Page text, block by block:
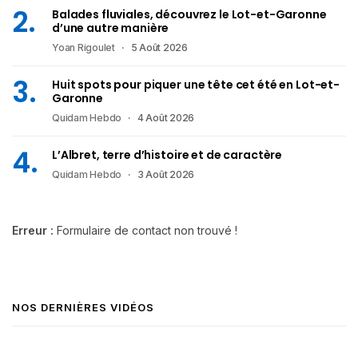
Balades fluviales, découvrez le Lot-et-Garonne
d’une autre manière
Yoan Rigoulet 5 Août 2026
Huit spots pour piquer une tête cet été en Lot-et-
Garonne
Quidam Hebdo 4 Août 2026
L’Albret, terre d’histoire et de caractère
Quidam Hebdo 3 Août 2026
Erreur : Formulaire de contact non trouvé !
NOS DERNIÈRES VIDÉOS